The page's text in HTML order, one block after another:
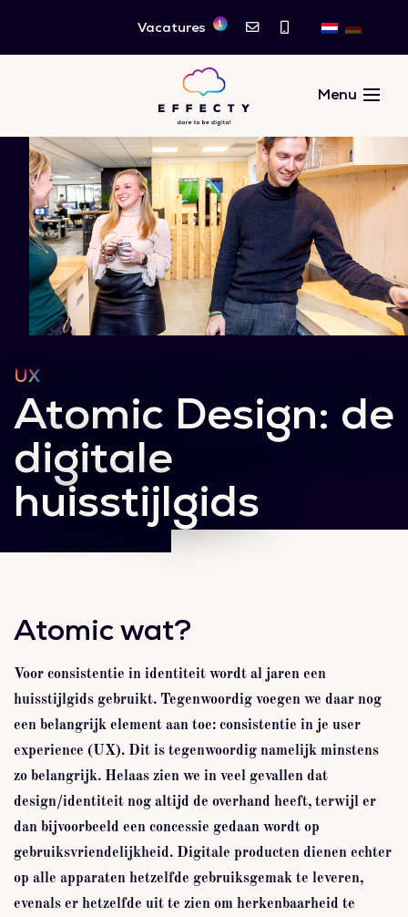
Vacatures 1
UX
Atomic Design: de
digitale
huisstijlgids
Atomic wat?
Voor consistentie in identiteit wordt al jaren een
huisstijlgids gebruikt. Tegenwoordig voegen we daar nog
een belangrijk element aan toe: consistentie in je user
experience (UX). Dit is tegenwoordig namelijk minstens
zo belangrijk. Helaas zien we in veel gevallen dat
design/identiteit nog altijd de overhand heeft, terwijl er
dan bijvoorbeeld een concessie gedaan wordt op
gebruiksvriendelijkheid. Digitale producten dienen echter
op alle apparaten hetzelfde gebruiksgemak te leveren,
evenals er hetzelfde uit te zien om herkenbaarheid te